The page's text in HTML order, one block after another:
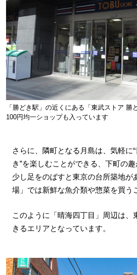
「勝どき駅」の近くにある「東武ストア 勝
100円均一ショップも入っています
さらに、隣町となる月島は、気軽に
き”を楽しむことができる、下町の趣
少し足をのばすと東京の台所築地が
場」では新鮮な魚介類や惣菜を買う
このように「晴海四丁目」周辺は、
きるエリアとなっています。